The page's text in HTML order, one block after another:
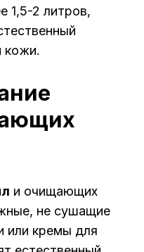
1,5-2 литров,
кожи.
и очищающих
не сушащие
или кремы для